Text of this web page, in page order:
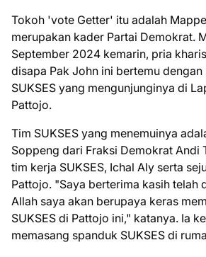
Tokoh 'vote Getter' itu adalah
merupakan kader Partai Demokrat.
September 2024 kemarin, pria
disapa Pak John ini bertemu dengan
SUKSES yang mengunjunginya di
Pattojo.
Tim SUKSES yang menemuinya
Soppeng dari Fraksi Demokrat Andi
tim kerja SUKSES, Ichal Aly serta
Pattojo. "Saya berterima kasih telah
Allah saya akan berupaya keras
SUKSES di Pattojo ini," katanya. Ia
memasang spanduk SUKSES di